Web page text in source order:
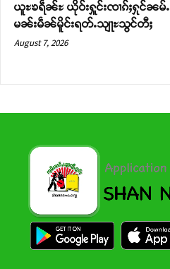
ယူႊၶရဵၼ်ႊ ယိုဝ်းႁူင်းၸၢၵ်ႈႁုင်ၼမ်ႉ
မၼ်းမဵၼ်မိူင်းရတ်ႉသျႃႊသွင်တီႈ
August 7, 2026